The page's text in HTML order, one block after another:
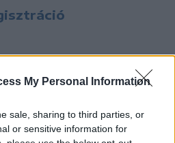
My Personal Information
sale, sharing to third parties, or
or sensitive information for